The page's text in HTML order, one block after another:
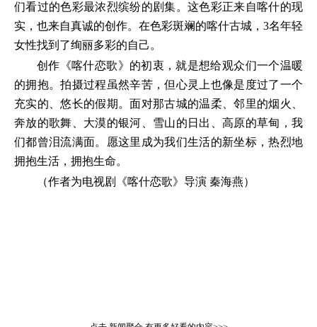
们看过的色彩最浓烈缤纷的剧集。这色彩正来自喀什的现
实，也来自真诚的创作。在色彩斑斓的喀什古城，3名年轻
女性找到了绚丽多彩的自己。
创作《喀什恋歌》的初衷，就是想给观众们一个温暖
的拥抱。拍摄过程虽然辛苦，但心灵上也像是度过了一个
充实的、悠长的假期。面对那古城的温柔、邻里的烟火、
奔放的歌舞、大漠的银河、雪山的日出、高原的草甸，我
们都曾泪流满面。愿这里成为我们生活的新坐标，热烈地
拥抱生活，拥抱生命。
（作者为电视剧《喀什恋歌》导演 秦海燕）